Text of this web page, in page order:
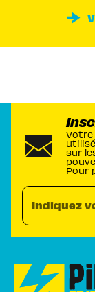
Votre
sur
Pour
Indiquez